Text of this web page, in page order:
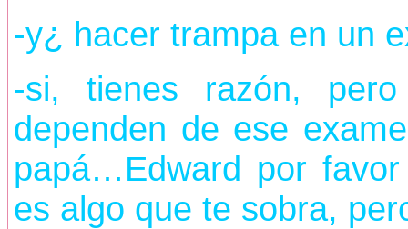
-y¿ hacer trampa en un
-si, tienes razón,
dependen de ese
papá…Edward por
es algo que te sobra,